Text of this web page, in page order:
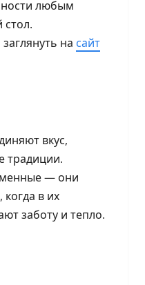
любым
на сайт
вкус,
традиции.
— они
в их
заботу и тепло.